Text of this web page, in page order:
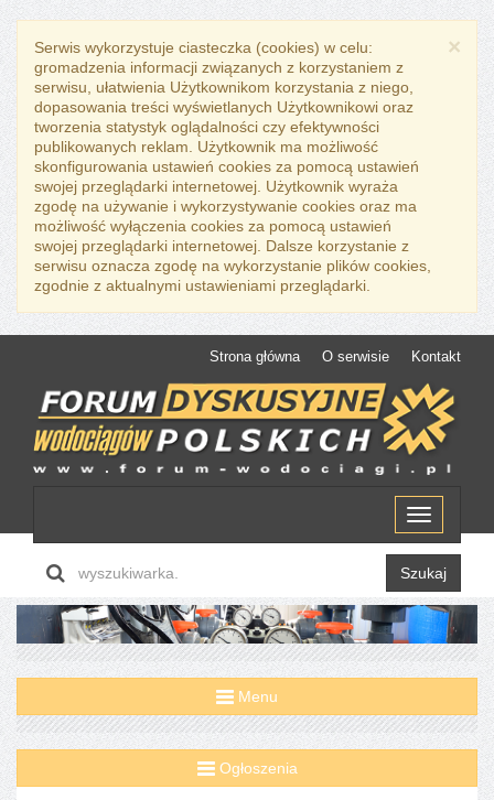
×
Serwis wykorzystuje ciasteczka (cookies) w celu:
gromadzenia informacji związanych z korzystaniem z
serwisu, ułatwienia Użytkownikom korzystania z niego,
dopasowania treści wyświetlanych Użytkownikowi oraz
tworzenia statystyk oglądalności czy efektywności
publikowanych reklam. Użytkownik ma możliwość
skonfigurowania ustawień cookies za pomocą ustawień
swojej przeglądarki internetowej. Użytkownik wyraża
zgodę na używanie i wykorzystywanie cookies oraz ma
możliwość wyłączenia cookies za pomocą ustawień
swojej przeglądarki internetowej. Dalsze korzystanie z
serwisu oznacza zgodę na wykorzystanie plików cookies,
zgodnie z aktualnymi ustawieniami przeglądarki.
Strona główna O serwisie Kontakt
Menu
Szukaj
Menu
Ogłoszenia